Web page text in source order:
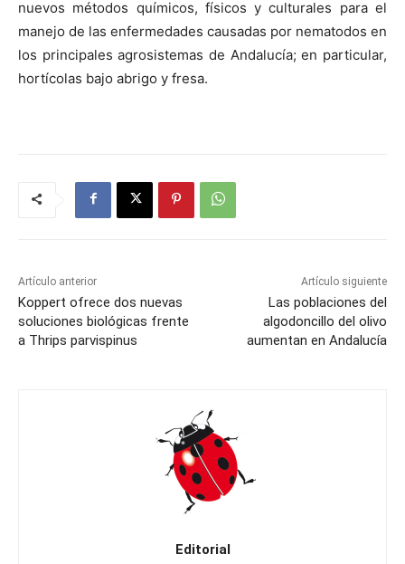
nuevos métodos químicos, físicos y culturales para el
manejo de las enfermedades causadas por nematodos en
los principales agrosistemas de Andalucía; en particular,
hortícolas bajo abrigo y fresa.
Artículo anterior
Koppert ofrece dos nuevas
soluciones biológicas frente
a Thrips parvispinus
Artículo siguiente
Las poblaciones del
algodoncillo del olivo
aumentan en Andalucía
Editorial